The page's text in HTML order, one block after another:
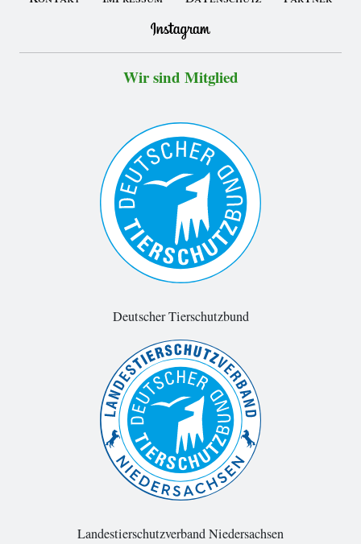
Wir sind Mitglied
Deutscher Tierschutzbund
Landestierschutzverband Niedersachsen